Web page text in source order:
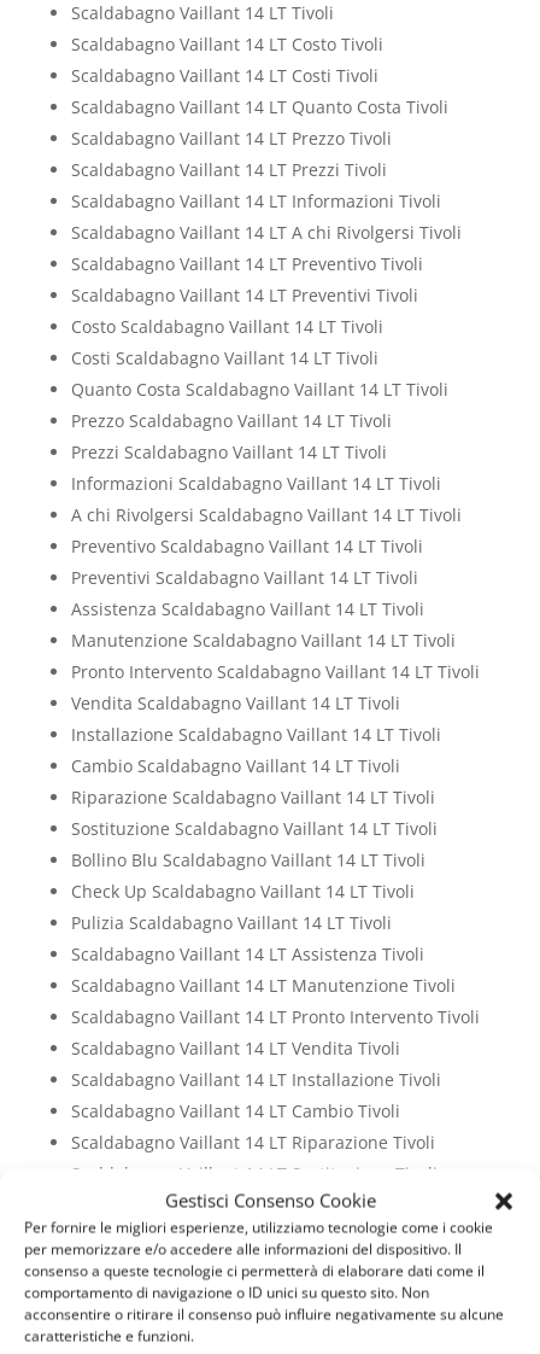
Gestisci Consenso Cookie
Per fornire le migliori esperienze, utilizziamo tecnologie come i cookie
per memorizzare e/o accedere alle informazioni del dispositivo. Il
consenso a queste tecnologie ci permetterà di elaborare dati come il
comportamento di navigazione o ID unici su questo sito. Non
acconsentire o ritirare il consenso può influire negativamente su alcune
caratteristiche e funzioni.
Scaldabagno Vaillant 14 LT Tivoli
Scaldabagno Vaillant 14 LT Costo Tivoli
Scaldabagno Vaillant 14 LT Costi Tivoli
Scaldabagno Vaillant 14 LT Quanto Costa Tivoli
Scaldabagno Vaillant 14 LT Prezzo Tivoli
Scaldabagno Vaillant 14 LT Prezzi Tivoli
Scaldabagno Vaillant 14 LT Informazioni Tivoli
Scaldabagno Vaillant 14 LT A chi Rivolgersi Tivoli
Scaldabagno Vaillant 14 LT Preventivo Tivoli
Scaldabagno Vaillant 14 LT Preventivi Tivoli
Costo Scaldabagno Vaillant 14 LT Tivoli
Costi Scaldabagno Vaillant 14 LT Tivoli
Quanto Costa Scaldabagno Vaillant 14 LT Tivoli
Prezzo Scaldabagno Vaillant 14 LT Tivoli
Prezzi Scaldabagno Vaillant 14 LT Tivoli
Informazioni Scaldabagno Vaillant 14 LT Tivoli
A chi Rivolgersi Scaldabagno Vaillant 14 LT Tivoli
Preventivo Scaldabagno Vaillant 14 LT Tivoli
Preventivi Scaldabagno Vaillant 14 LT Tivoli
Assistenza Scaldabagno Vaillant 14 LT Tivoli
Manutenzione Scaldabagno Vaillant 14 LT Tivoli
Pronto Intervento Scaldabagno Vaillant 14 LT Tivoli
Vendita Scaldabagno Vaillant 14 LT Tivoli
Installazione Scaldabagno Vaillant 14 LT Tivoli
Cambio Scaldabagno Vaillant 14 LT Tivoli
Riparazione Scaldabagno Vaillant 14 LT Tivoli
Sostituzione Scaldabagno Vaillant 14 LT Tivoli
Bollino Blu Scaldabagno Vaillant 14 LT Tivoli
Check Up Scaldabagno Vaillant 14 LT Tivoli
Pulizia Scaldabagno Vaillant 14 LT Tivoli
Scaldabagno Vaillant 14 LT Assistenza Tivoli
Scaldabagno Vaillant 14 LT Manutenzione Tivoli
Scaldabagno Vaillant 14 LT Pronto Intervento Tivoli
Scaldabagno Vaillant 14 LT Vendita Tivoli
Scaldabagno Vaillant 14 LT Installazione Tivoli
Scaldabagno Vaillant 14 LT Cambio Tivoli
Scaldabagno Vaillant 14 LT Riparazione Tivoli
Scaldabagno Vaillant 14 LT Sostituzione Tivoli
Scaldabagno Vaillant 14 LT Bollino Blu Tivoli
Scaldabagno Vaillant 14 LT Check Up Tivoli
Scaldabagno Vaillant 14 LT Pulizia Tivoli
Scaldabagno Vaillant